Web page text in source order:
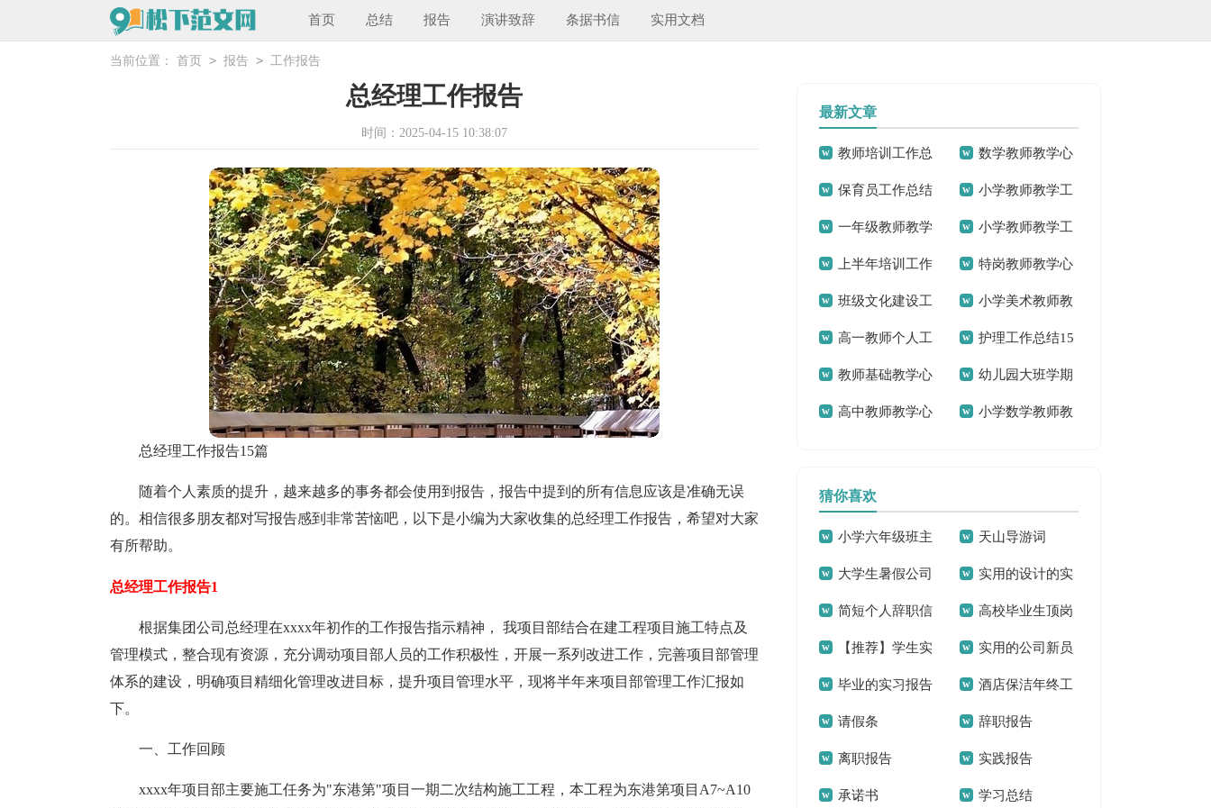
首页 总结 报告 演讲致辞 条据书信 实用文档
当前位置： 首页 > 报告 > 工作报告
总经理工作报告
时间：2025-04-15 10:38:07
总经理工作报告15篇
随着个人素质的提升，越来越多的事务都会使用到报告，报告中提到的所有信息应该是准确无误
的。相信很多朋友都对写报告感到非常苦恼吧，以下是小编为大家收集的总经理工作报告，希望对大家
有所帮助。
总经理工作报告1
根据集团公司总经理在xxxx年初作的工作报告指示精神， 我项目部结合在建工程项目施工特点及
管理模式，整合现有资源，充分调动项目部人员的工作积极性，开展一系列改进工作，完善项目部管理
体系的建设，明确项目精细化管理改进目标，提升项目管理水平，现将半年来项目部管理工作汇报如
下。
一、工作回顾
xxxx年项目部主要施工任务为"东港第"项目一期二次结构施工工程，本工程为东港第项目A7~A10
最新文章
教师培训工作总
结
数学教师教学心
得体会(15篇)
保育员工作总结
(汇编15篇)
小学教师教学工
作总结(15篇)
一年级教师教学
工作总结
小学教师教学工
作总结15篇
上半年培训工作
总结
特岗教师教学心
得体会
班级文化建设工
作总结
小学美术教师教
学工作总结11篇
高一教师个人工
作总结
护理工作总结15
篇
教师基础教学心
得
幼儿园大班学期
工作总结15篇
高中教师教学心 小学数学教师教
猜你喜欢
小学六年级班主
任工作总结汇编15
篇
天山导游词
大学生暑假公司
实习报告5篇
实用的设计的实
习报告汇总七篇
简短个人辞职信 高校毕业生顶岗
实习报告
【推荐】学生实
习报告汇总六篇
实用的公司新员
工实习报告三篇
毕业的实习报告
模板集锦八篇
酒店保洁年终工
作总结
请假条 辞职报告
离职报告 实践报告
承诺书 学习总结